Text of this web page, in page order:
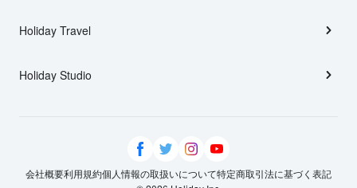
Holiday Travel
Holiday Studio
会社概要利用規約個人情報の取扱いについて特定商取引法に基づく表記